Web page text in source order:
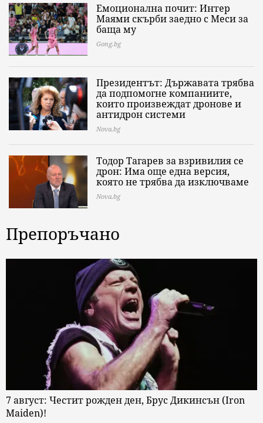
Емоционална почит: Интер
Маями скърби заедно с Меси за
баща му
Gong.bg
Президентът: Държавата трябва
да подпомогне компаниите,
които произвеждат дронове и
антидрон системи
Nova.bg
Тодор Тагарев за взривилия се
дрон: Има още една версия,
която не трябва да изключваме
Nova.bg
Препоръчано
7 август: Честит рожден ден, Брус Дикинсън (Iron
Maiden)!